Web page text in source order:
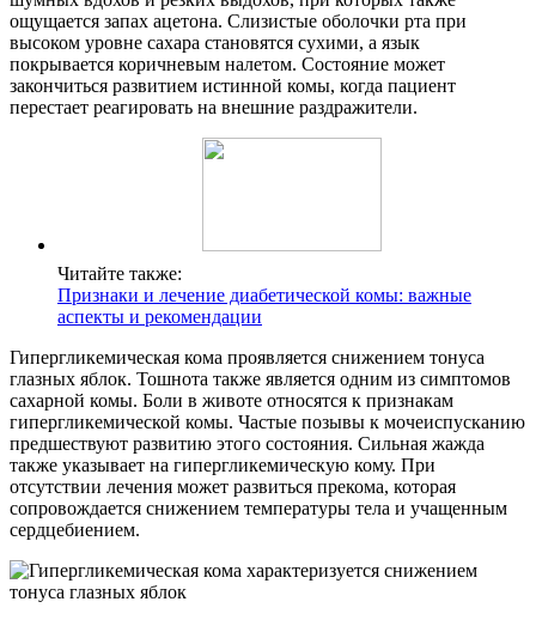
ощущается запах ацетона. Слизистые оболочки рта при
высоком уровне сахара становятся сухими, а язык
покрывается коричневым налетом. Состояние может
закончиться развитием истинной комы, когда пациент
перестает реагировать на внешние раздражители.
Читайте также:
Признаки и лечение диабетической комы: важные
аспекты и рекомендации
Гипергликемическая кома проявляется снижением тонуса
глазных яблок. Тошнота также является одним из симптомов
сахарной комы. Боли в животе относятся к признакам
гипергликемической комы. Частые позывы к мочеиспусканию
предшествуют развитию этого состояния. Сильная жажда
также указывает на гипергликемическую кому. При
отсутствии лечения может развиться прекома, которая
сопровождается снижением температуры тела и учащенным
сердцебиением.